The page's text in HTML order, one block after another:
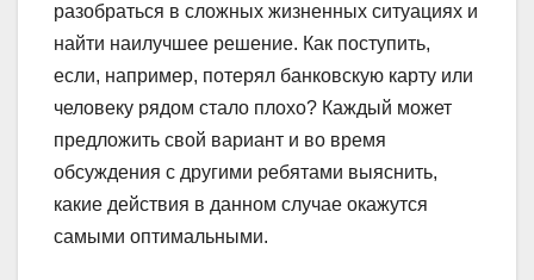
разобраться в сложных жизненных ситуациях и
найти наилучшее решение. Как поступить,
если, например, потерял банковскую карту или
человеку рядом стало плохо? Каждый может
предложить свой вариант и во время
обсуждения с другими ребятами выяснить,
какие действия в данном случае окажутся
самыми оптимальными.